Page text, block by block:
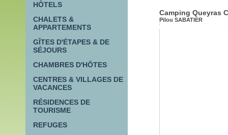
HÔTELS
CHALETS &
APPARTEMENTS
GÎTES D'ÉTAPES & DE
SÉJOURS
CHAMBRES D'HÔTES
CENTRES & VILLAGES DE
VACANCES
RÉSIDENCES DE
TOURISME
REFUGES
Camping Queyras
Pilou SABATIER